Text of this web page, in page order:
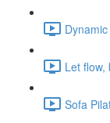
Let
Sofa